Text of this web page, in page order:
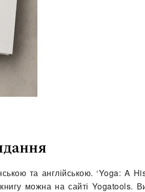
та англійською. ‘Yoga: A
можна на сайті Yogatools.